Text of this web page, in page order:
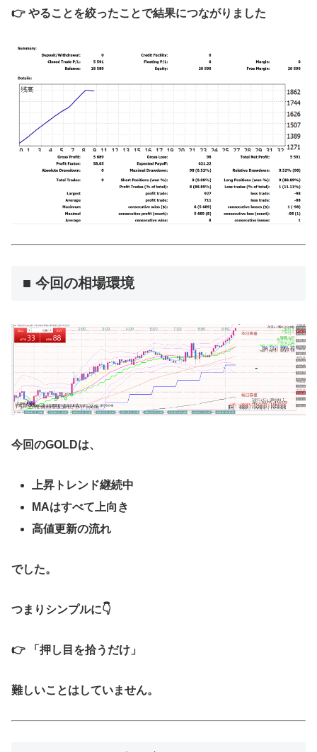
👉 やることを絞ったことで結果につながりました
■ 今回の相場環境
今回のGOLDは、
上昇トレンド継続中
MAはすべて上向き
高値更新の流れ
でした。
つまりシンプルに👇
👉 「押し目を拾うだけ」
難しいことはしていません。